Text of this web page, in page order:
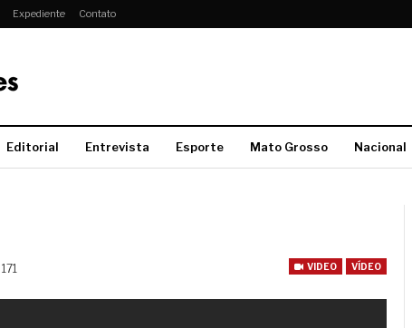
Expediente Contato
Editorial Entrevista Esporte Mato Grosso Nacional
VIDEO VÍDEO
171